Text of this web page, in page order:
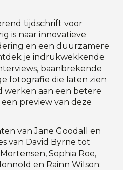
tijdschrift voor
is naar innovatieve
en een duurzamere
je indrukwekkende
baanbrekende
fotografie die laten zien
werken aan een betere
preview van deze
van Jane Goodall en
van David Byrne tot
Sophia Roe,
en Rainn Wilson: